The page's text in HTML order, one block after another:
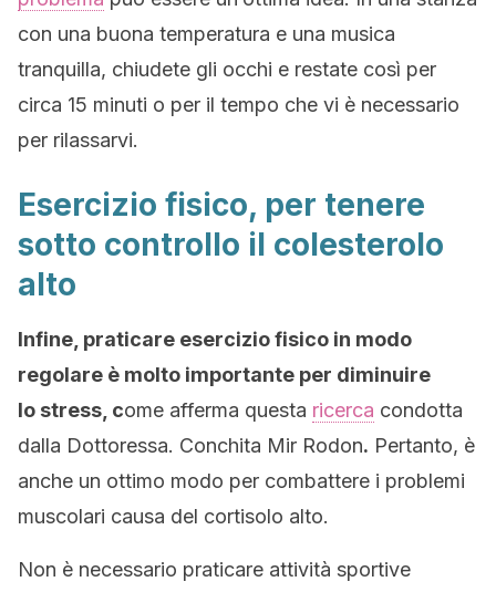
con una buona temperatura e una musica
tranquilla, chiudete gli occhi e restate così per
circa 15 minuti o per il tempo che vi è necessario
per rilassarvi.
Esercizio fisico, per tenere
sotto controllo il colesterolo
alto
Infine, praticare esercizio fisico in modo
regolare è molto importante per diminuire
lo stress, come afferma questa ricerca condotta
dalla Dottoressa. Conchita Mir Rodon. Pertanto, è
anche un ottimo modo per combattere i problemi
muscolari causa del cortisolo alto.
Non è necessario praticare attività sportive